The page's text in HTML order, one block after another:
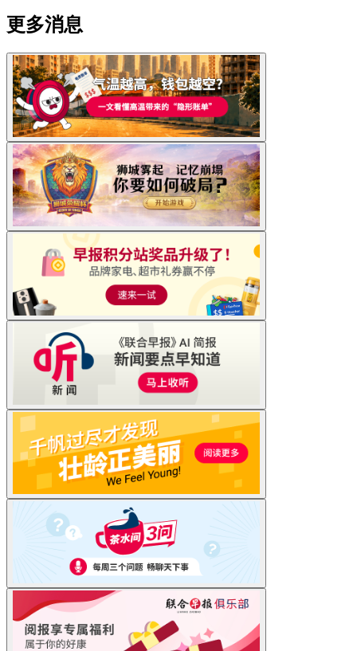
更多消息